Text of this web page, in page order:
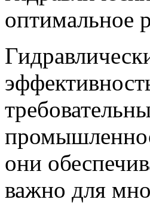
оптимальное
они
важно для